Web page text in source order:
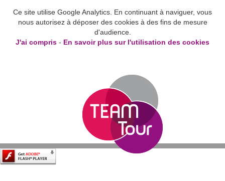
Ce site utilise Google Analytics. En continuant à naviguer, vous
nous autorisez à déposer des cookies à des fins de mesure
d'audience.
J'ai compris - En savoir plus sur l'utilisation des cookies